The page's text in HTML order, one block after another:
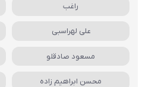
راغب
علی لهراسبی
مسعود صادقلو
محسن ابراهیم زاده